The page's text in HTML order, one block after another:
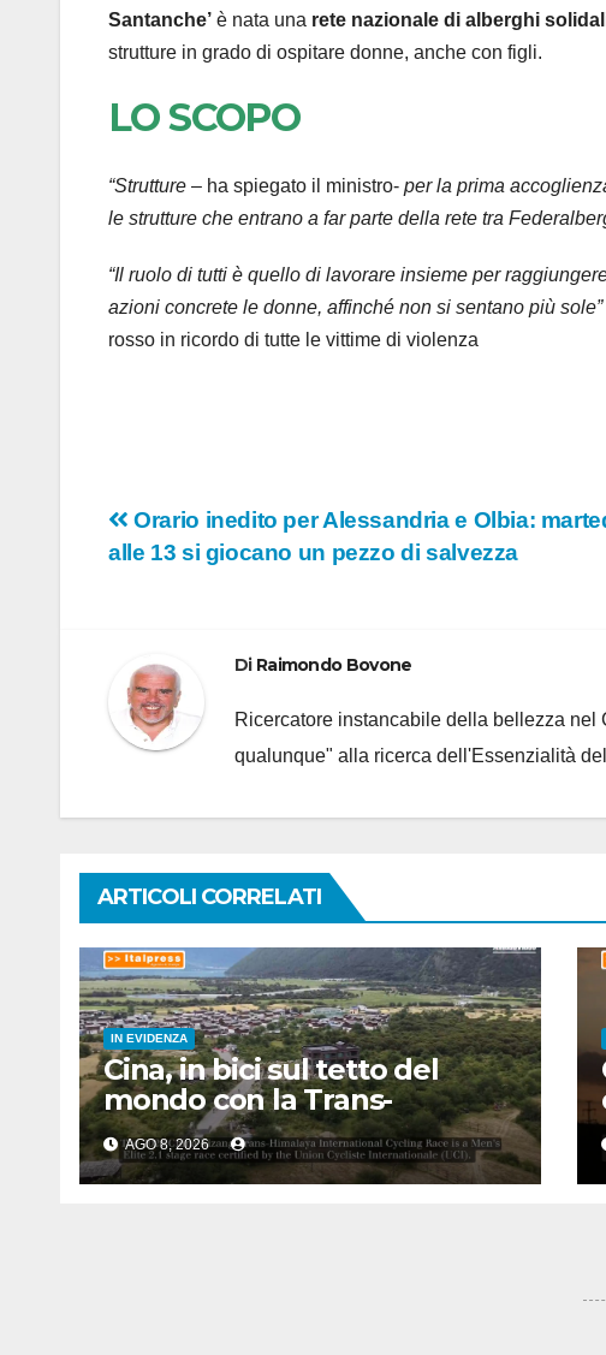
Santanche’ è nata una rete nazionale di alberghi
strutture in grado di ospitare donne, anche con figli.
LO SCOPO
“Strutture – ha spiegato il ministro- per la prima
le strutture che entrano a far parte della rete tra
“Il ruolo di tutti è quello di lavorare insieme per
azioni concrete le donne, affinché non si sentano più sole”
rosso in ricordo di tutte le vittime di violenza
Navigazione
articoli
Orario inedito per Alessandria e Olbia:
alle 13 si giocano un pezzo di salvezza
Di Raimondo Bovone
Ricercatore instancabile della bellezza
qualunque" alla ricerca dell'Essenzialità
ARTICOLI CORRELATI
IN EVIDENZA
Cina, in bici sul tetto del
mondo con la Trans-
Himalaya Race
AGO 8, 2026